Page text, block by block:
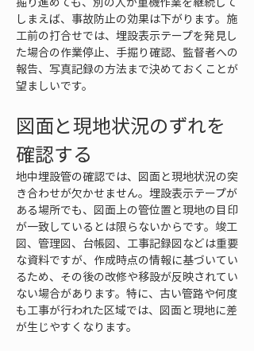
しまえば、事故防止の効果は下がります。施
工前の打合せでは、埋設表示テープを発見し
た場合の作業停止、手掘り確認、監督者への
報告、写真記録の方法まで決めておくことが
望ましいです。
図面と現地状況のずれを
確認する
地中埋設管の確認では、図面と現地状況の突
き合わせが欠かせません。埋設表示テープが
ある場所でも、図面上の管位置と現地の目印
が一致しているとは限らないからです。竣工
図、管理図、台帳図、工事記録図などは重要
な資料ですが、作成時点の情報に基づいてい
るため、その後の改修や移設が反映されてい
ない場合があります。特に、古い管路や何度
も工事が行われた区域では、図面と現地に差
が生じやすくなります。